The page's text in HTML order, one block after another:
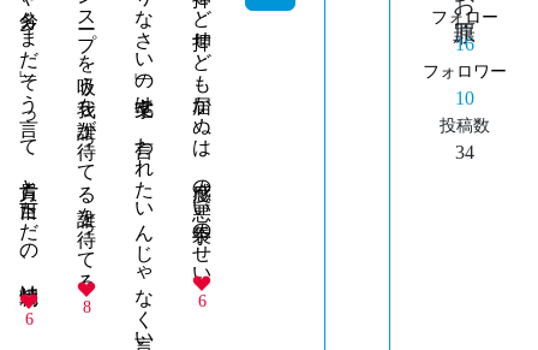
フォロー
16
フォロワー
10
投稿数
34
「会いたいな」押せど押せども届かぬは 感度の悪い手袋のせい
6
冷め切ったコーンスープを吸う我を誰が待ってる誰を待ってる
8
「忘れたの」「いや多分、まだ」そう言って 貴方と目下ただの、朝焼け
6